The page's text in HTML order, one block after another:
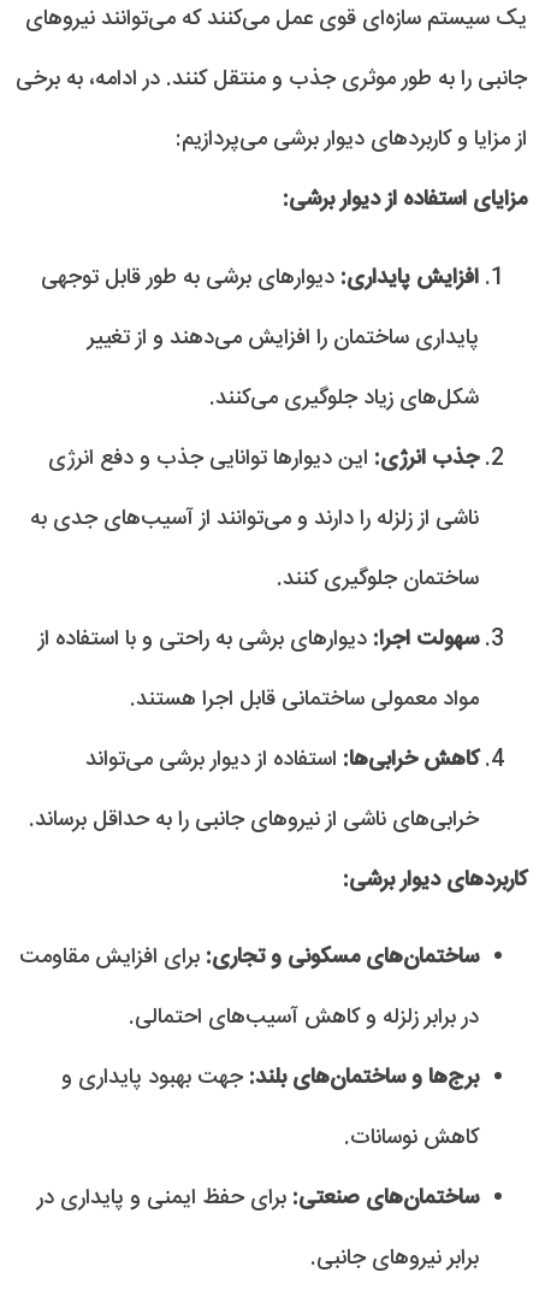
یک سیستم سازه‌ای قوی عمل می‌کنند که می‌توانند نیروهای
جانبی را به طور موثری جذب و منتقل کنند. در ادامه، به برخی
از مزایا و کاربردهای دیوار برشی می‌پردازیم:
مزایای استفاده از دیوار برشی:
افزایش پایداری: دیوارهای برشی به طور قابل توجهی
پایداری ساختمان را افزایش می‌دهند و از تغییر
شکل‌های زیاد جلوگیری می‌کنند.
جذب انرژی: این دیوارها توانایی جذب و دفع انرژی
ناشی از زلزله را دارند و می‌توانند از آسیب‌های جدی به
ساختمان جلوگیری کنند.
سهولت اجرا: دیوارهای برشی به راحتی و با استفاده از
مواد معمولی ساختمانی قابل اجرا هستند.
کاهش خرابی‌ها: استفاده از دیوار برشی می‌تواند
خرابی‌های ناشی از نیروهای جانبی را به حداقل برساند.
کاربردهای دیوار برشی:
ساختمان‌های مسکونی و تجاری: برای افزایش مقاومت
در برابر زلزله و کاهش آسیب‌های احتمالی.
برج‌ها و ساختمان‌های بلند: جهت بهبود پایداری و
کاهش نوسانات.
ساختمان‌های صنعتی: برای حفظ ایمنی و پایداری در
برابر نیروهای جانبی.